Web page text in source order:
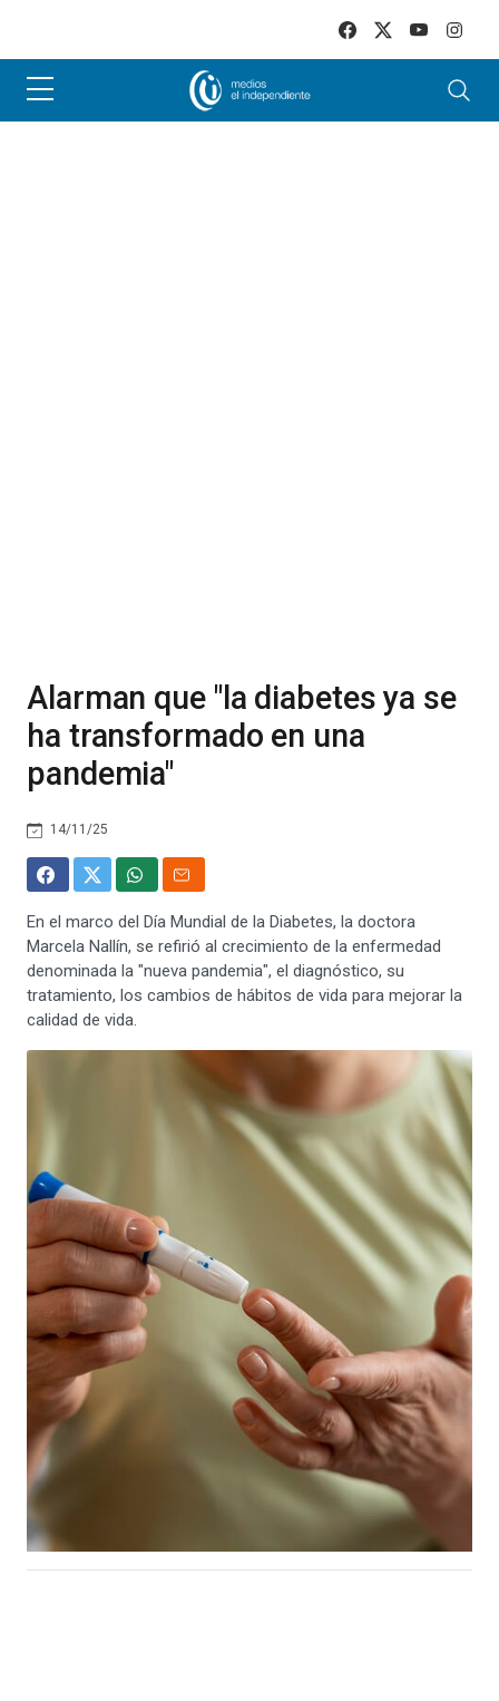
Alarman que "la diabetes ya se
ha transformado en una
pandemia"
14/11/25
En el marco del Día Mundial de la Diabetes, la doctora
Marcela Nallín, se refirió al crecimiento de la enfermedad
denominada la "nueva pandemia", el diagnóstico, su
tratamiento, los cambios de hábitos de vida para mejorar la
calidad de vida.